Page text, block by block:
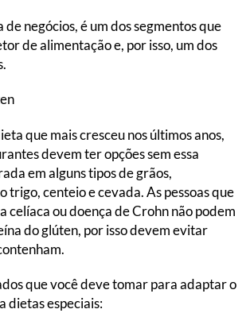
de negócios, é um dos segmentos que
de alimentação e, por isso, um dos
que mais cresceu nos últimos anos,
devem ter opções sem essa
em alguns tipos de grãos,
trigo, centeio e cevada. As pessoas que
celíaca ou doença de Crohn não podem
do glúten, por isso devem evitar
que você deve tomar para adaptar o
dietas especiais: